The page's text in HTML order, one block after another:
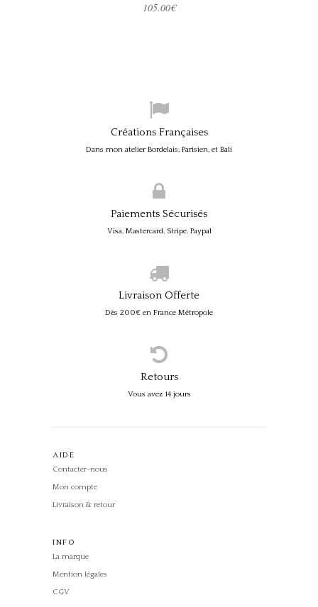
105.00€
Créations Françaises
Dans mon atelier Bordelais, Parisien, et Bali
Paiements Sécurisés
Visa, Mastercard, Stripe, Paypal
Livraison Offerte
Dès 200€ en France Métropole
Retours
Vous avez 14 jours
AIDE
Contacter-nous
Mon compte
Livraison & retour
INFO
La marque
Mention légales
CGV